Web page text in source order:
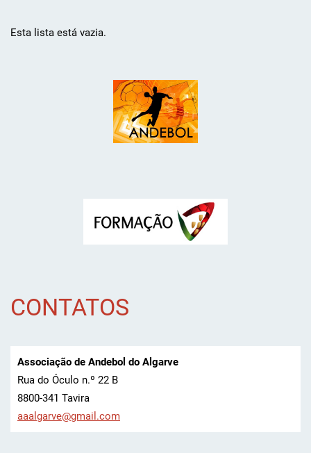
Esta lista está vazia.
CONTATOS
Associação de Andebol do Algarve
Rua do Óculo n.º 22 B
8800-341 Tavira
aaalgarve@gmail.com